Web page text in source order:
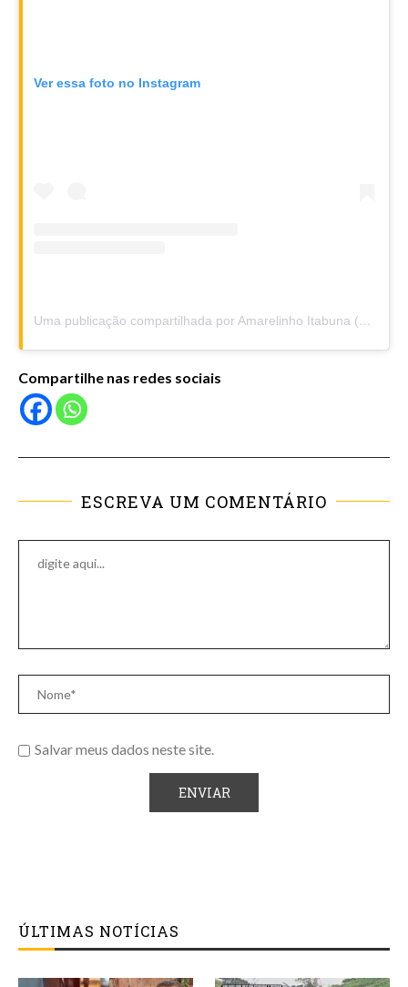
Ver essa foto no Instagram
Uma publicação compartilhada por Amarelinho Itabuna (@amarelinhoitabuna)
Compartilhe nas redes sociais
ESCREVA UM COMENTÁRIO
Salvar meus dados neste site.
ÚLTIMAS NOTÍCIAS